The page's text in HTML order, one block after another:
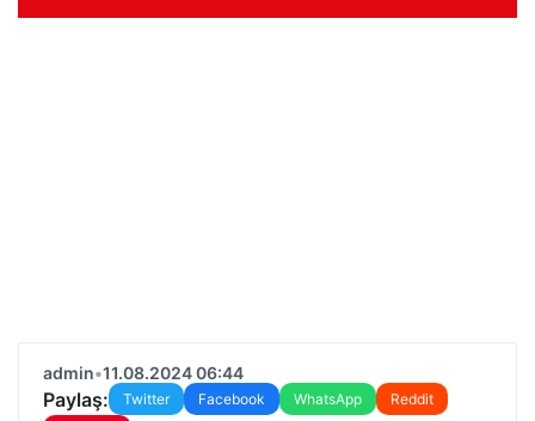
admin•11.08.2024 06:44
Paylaş: Twitter Facebook WhatsApp
Reddit